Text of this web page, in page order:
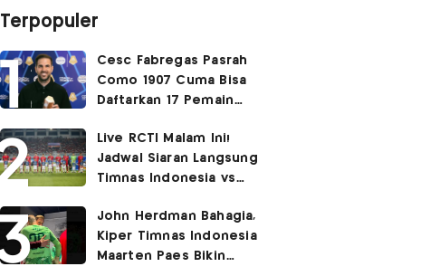
Terpopuler
Cesc Fabregas Pasrah
Como 1907 Cuma Bisa
Daftarkan 17 Pemain
2026-2027
Live RCTI Malam Ini!
Jadwal Siaran Langsung
Timnas Indonesia vs
2026: Laga Hidup Mati
John Herdman Bahagia,
Kiper Timnas Indonesia
Maarten Paes Bikin